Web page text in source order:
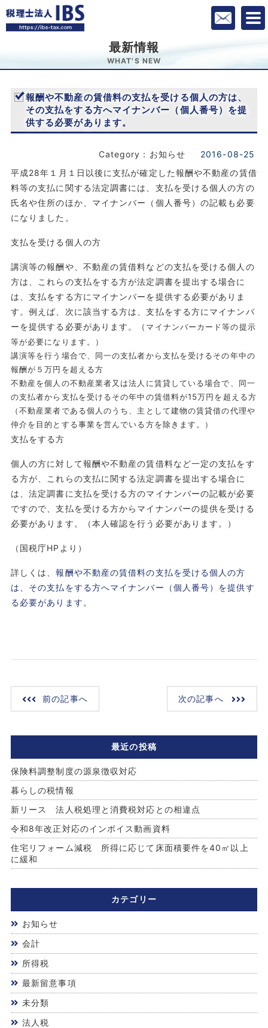
最新情報
WHAT'S NEW
報酬や不動産の賃借料の支払を受ける個人の方は、
その支払をする方へマイナンバー（個人番号）を提
供する必要があります。
Category：お知らせ
2016-08-25
平成28年１月１日以後に支払が確定した報酬や不動産の賃借
料等の支払に関する法定調書には、支払を受ける個人の方の
氏名や住所のほか、マイナンバー（個人番号）の記載も必要
になりました。
支払を受ける個人の方
講演等の報酬や、不動産の賃借料などの支払を受ける個人の
方は、これらの支払をする方が法定調書を提出する場合に
は、支払をする方にマイナンバーを提供する必要がありま
す。例えば、次に該当する方は、支払をする方にマイナンバ
ーを提供する必要があります。（ マイナンバーカード等の提示
等が必要になります。）
講演等を行う場合で、同一の支払者から支払を受けるその年中の
報酬が５万円を超える方
不動産を個人の不動産業者又は法人に賃貸している場合で、同一
の支払者から支払を受けるその年中の賃借料が15万円を超える方
（不動産業者である個人のうち、主として建物の賃貸借の代理や
仲介を目的とする事業を営んでいる方を除きます。）
支払をする方
個人の方に対して報酬や不動産の賃借料など一定の支払をす
る方が、これらの支払に関する法定調書を提出する場合に
は、法定調書に支払を受ける方のマイナンバーの記載が必要
ですので、支払を受ける方からマイナンバーの提供を受ける
必要があります。（本人確認を行う必要があります。）
（国税庁HPより）
詳しくは、報酬や不動産の賃借料の支払を受ける個人の方
は、その支払をする方へマイナンバー（個人番号）を提供す
る必要があります。
前の記事へ 次の記事へ
最近の投稿
保険料調整制度の源泉徴収対応
暮らしの税情報
新リース 法人税処理と消費税対応との相違点
令和8年改正対応のインボイス動画資料
住宅リフォーム減税 所得に応じて床面積要件を40㎡以上
に緩和
カテゴリー
お知らせ
会計
所得税
最新留意事項
未分類
法人税